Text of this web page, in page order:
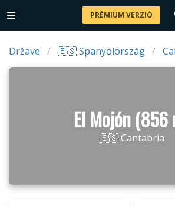
PRÉMIUM VERZIÓ
Države 🇪🇸 Spanyolország
El Mojón (856
🇪🇸 Cantabria